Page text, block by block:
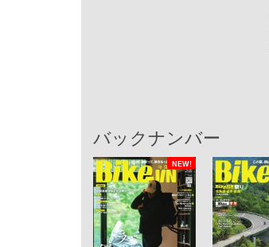
バックナンバー
NEW!